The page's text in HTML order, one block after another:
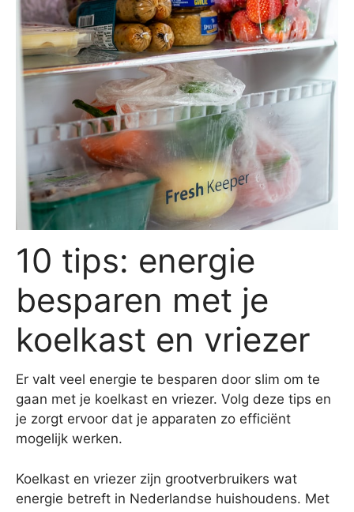
10 tips: energie
besparen met je
koelkast en vriezer
Er valt veel energie te besparen door slim om te
gaan met je koelkast en vriezer. Volg deze tips en
je zorgt ervoor dat je apparaten zo efficiënt
mogelijk werken.
Koelkast en vriezer zijn grootverbruikers wat
energie betreft in Nederlandse huishoudens. Met